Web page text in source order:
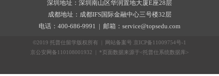
深圳地址：深圳南山区华润置地大厦E座28层
成都地址：成都IFS国际金融中心三号楼32层
电话：400-686-9991 | 邮箱：service@topsedu.com
©2019 托普仕留学版权所有 | 网站备案号 京ICP备11009754号-1
京公安网备110108001932 | *页面数据来源于<托普仕系统数据库>